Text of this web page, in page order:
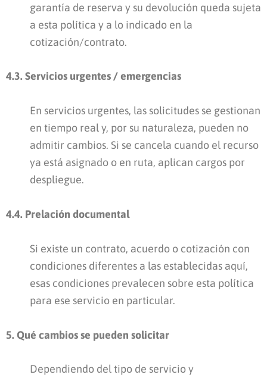
garantía de reserva y su devolución queda sujeta
a esta política y a lo indicado en la
cotización/contrato.
4.3. Servicios urgentes / emergencias
En servicios urgentes, las solicitudes se gestionan
en tiempo real y, por su naturaleza, pueden no
admitir cambios. Si se cancela cuando el recurso
ya está asignado o en ruta, aplican cargos por
despliegue.
4.4. Prelación documental
Si existe un contrato, acuerdo o cotización con
condiciones diferentes a las establecidas aquí,
esas condiciones prevalecen sobre esta política
para ese servicio en particular.
5. Qué cambios se pueden solicitar
Dependiendo del tipo de servicio y